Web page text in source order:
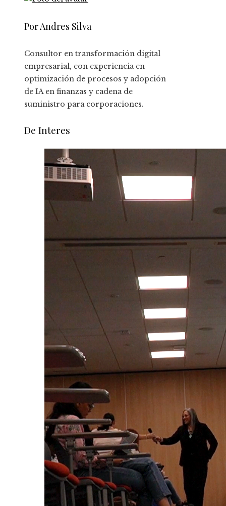
Por Andres Silva
Consultor en transformación digital
empresarial, con experiencia en
optimización de procesos y adopción
de IA en finanzas y cadena de
suministro para corporaciones.
De Interes